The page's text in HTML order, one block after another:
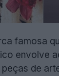
famosa
envolve
de